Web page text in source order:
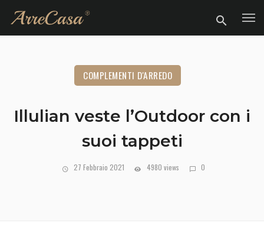
COMPLEMENTI D'ARREDO
Illulian veste l’Outdoor con i
suoi tappeti
27 Febbraio 2021 4980 views 0